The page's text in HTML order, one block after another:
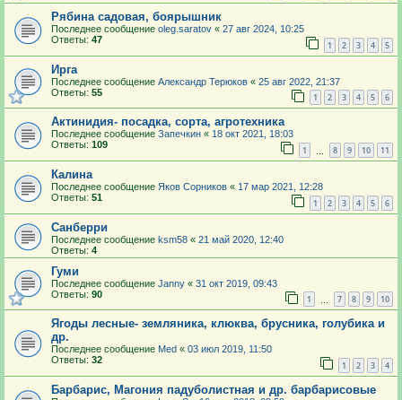
Рябина садовая, боярышник
Последнее сообщение oleg.saratov « 27 авг 2024, 10:25
Ответы: 47 1 2 3 4 5
Ирга
Последнее сообщение Александр Терюков « 25 авг 2022, 21:37
Ответы: 55 1 2 3 4 5 6
Актинидия- посадка, сорта, агротехника
Последнее сообщение Запечкин « 18 окт 2021, 18:03
Ответы: 109 1 8 9 10 11
Калина
Последнее сообщение Яков Сорников « 17 мар 2021, 12:28
Ответы: 51 1 2 3 4 5 6
Санберри
Последнее сообщение ksm58 « 21 май 2020, 12:40
Ответы: 4
Гуми
Последнее сообщение Janny « 31 окт 2019, 09:43
Ответы: 90 1 7 8 9 10
Ягоды лесные- земляника, клюква, брусника, голубика и
др.
Последнее сообщение Med « 03 июл 2019, 11:50
Ответы: 32 1 2 3 4
Барбарис, Магония падуболистная и др. барбарисовые